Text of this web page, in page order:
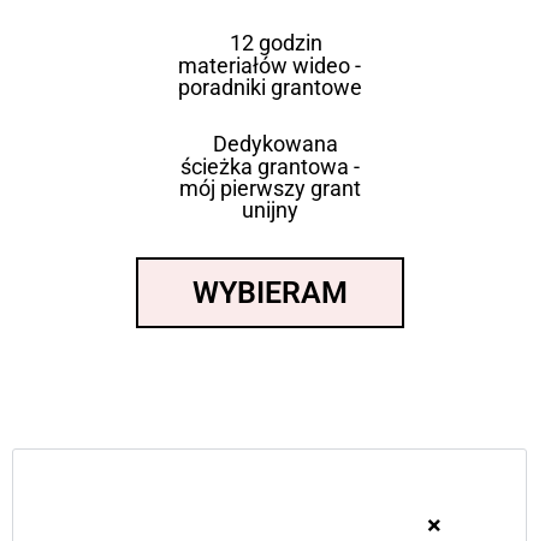
12 godzin
materiałów wideo -
poradniki grantowe
Dedykowana
ścieżka grantowa -
mój pierwszy grant
unijny
WYBIERAM
×